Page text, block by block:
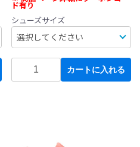
ド有り
シューズサイズ
カートに入れる